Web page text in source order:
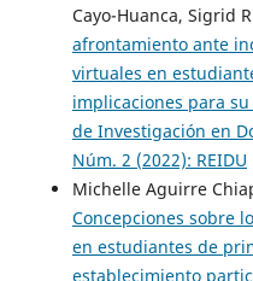
Cayo-Huanca, Sigrid
afrontamiento ante
virtuales en
implicaciones para
de Investigación en
Núm. 2 (2022): REIDU
Michelle Aguirre
Concepciones sobre
en estudiantes de
establecimiento